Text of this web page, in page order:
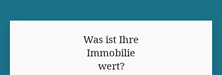
Was ist Ihre
Immobilie
wert?